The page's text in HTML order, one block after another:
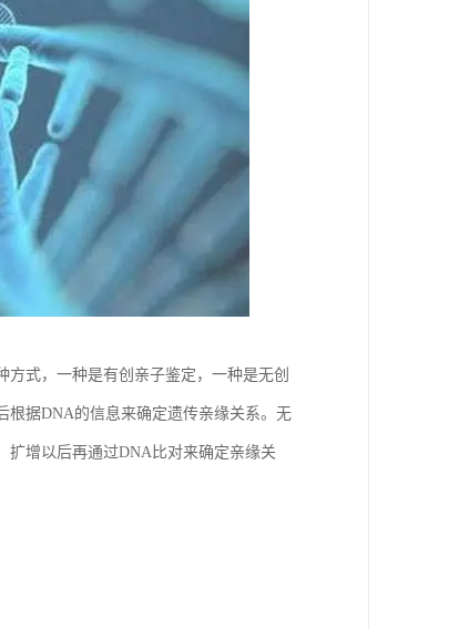
式，一种是有创亲子鉴定，一种是无创
根据DNA的信息来确定遗传亲缘关系。无
扩增以后再通过DNA比对来确定亲缘关